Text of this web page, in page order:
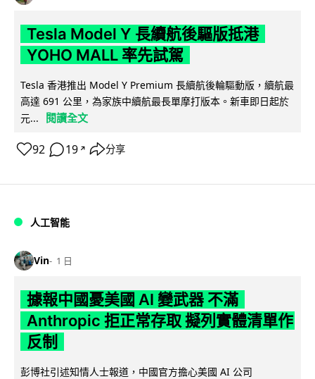
Tesla Model Y 長續航後驅版抵港
YOHO MALL 率先試駕
Tesla 香港推出 Model Y Premium 長續航後輪驅動版，續航最
高達 691 公里，為家族中續航最長單摩打版本。新車即日起於
元...
閱讀全文
92 19 ↗ 分享
人工智能
Vin 1 日
據報中國憂美國 AI 變武器 不滿
Anthropic 拒正常存取 擬列實體清單作
反制
彭博社引述知情人士報道，中國官方擔心美國 AI 公司